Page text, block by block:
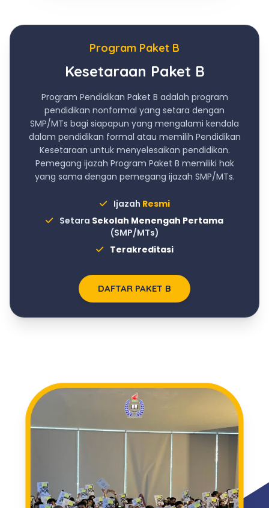
Program Paket B
Kesetaraan Paket B
Program Pendidikan Paket B adalah program
pendidikan nonformal yang setara dengan
SMP/MTs bagi siapapun yang mengalami kendala
dalam pendidikan formal atau memilih Pendidikan
Kesetaraan untuk menyelesaikan pendidikan.
Pemegang ijazah Program Paket B memiliki hak
yang sama dengan pemegang ijazah SMP/MTs.
Ijazah Resmi
Setara Sekolah Menengah Pertama
(SMP/MTs)
Terakreditasi
DAFTAR PAKET B